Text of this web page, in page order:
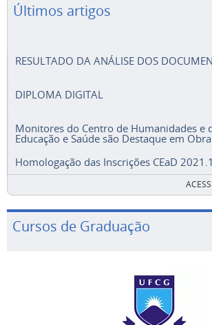
Últimos artigos
RESULTADO DA ANÁLISE DOS
DIPLOMA DIGITAL
Monitores do Centro de Humanidades e
Educação e Saúde são Destaque em
Homologação das Inscrições CEaD 2021.1
Cursos de Graduação